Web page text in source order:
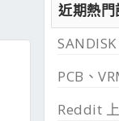
近期熱門
Reddit